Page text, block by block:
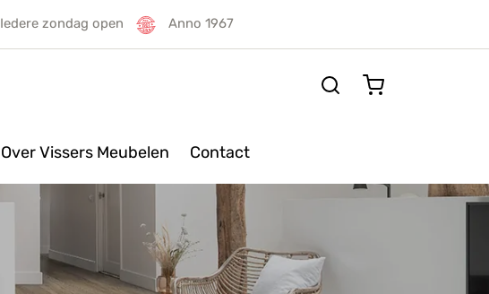
Iedere zondag open Anno 1967
Over Vissers Meubelen Contact